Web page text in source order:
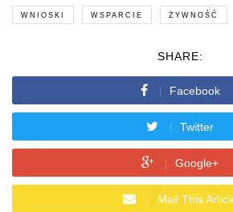
WNIOSKI WSPARCIE ŻYWNOŚĆ
SHARE:
Facebook
Twitter
Google+
Mail This